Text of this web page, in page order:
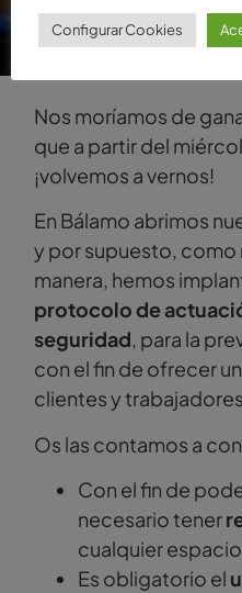
Nos moríamos de
que a partir del
¡volvemos a vernos!
En Bálamo abrimos
y por supuesto, como
manera, hemos
protocolo de
seguridad, para la
con el fin de ofrecer
clientes y
Os las contamos a
Con el fin de
necesario tener
cualquier
Es obligatorio el
Configurar Cookies